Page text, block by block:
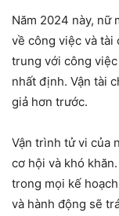
Năm 2024 này, nữ
về công việc và tài
trung với công
nhất định. Vận tài
giả hơn trước.
Vận trình tử vi của
cơ hội và khó
trong mọi kế
và hành động sẽ